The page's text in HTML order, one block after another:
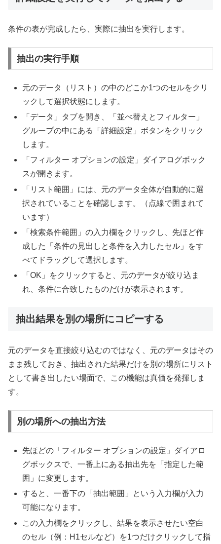
条件の表が完成したら、実際に抽出を実行します。
抽出の実行手順
元のデータ（リスト）の中のどこか1つのセルをクリ
ックして選択状態にします。
「データ」タブを開き、「並べ替えとフィルター」
グループの中にある「詳細設定」ボタンをクリック
します。
「フィルター オプションの設定」ダイアログボック
スが開きます。
「リスト範囲」には、元のデータ全体が自動的に選
択されていることを確認します。（点線で囲まれて
います）
「検索条件範囲」の入力欄をクリックし、先ほど作
成した「条件の見出しと条件を入力したセル」をす
べてドラッグして選択します。
「OK」をクリックすると、元のデータが絞り込ま
れ、条件に合致したものだけが表示されます。
抽出結果を別の場所にコピーする
元のデータを直接絞り込むのではなく、元のデータはその
まま残しておき、抽出された結果だけを別の場所にリスト
として書き出したい場面で、この機能は真価を発揮しま
す。
別の場所への抽出方法
先ほどの「フィルター オプションの設定」ダイアロ
グボックスで、一番上にある抽出先を「指定した範
囲」に変更します。
すると、一番下の「抽出範囲」という入力欄が入力
可能になります。
この入力欄をクリックし、結果を表示させたい空白
のセル（例：H1セルなど）を1つだけクリックして指